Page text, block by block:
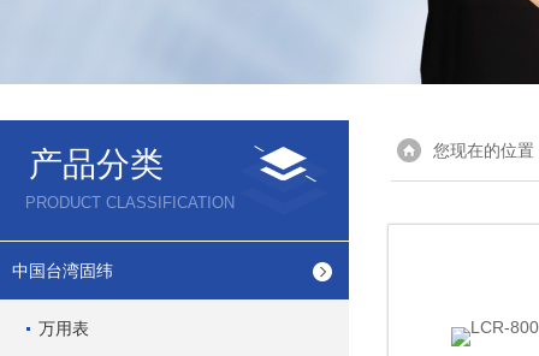
产品分类
PRODUCT CLASSIFICATION
中国台湾固纬
万用表
您现在的位置